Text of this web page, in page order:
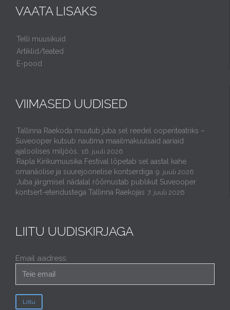
VAATA LISAKS
Telli muusikuid
Artiklid/teated
E-pood
VIIMASED UUDISED
Tallinna Raekoda muutub juba sel reedel ooperiteatriks –
Suveooper kutsub nautima maailmakuulsaid aariaid
ajaloolises miljöös.
16. juuli 2026
Rapla Kirikumuusika Festival lõpetab sel aastal kahe
omanäolise ja suurejoonelise kontserdiga 9. juuli 2026
Juba järgmisel nädalal rõõmustab publikut Suveooper
kontsert-etendustega Tallinna Raekojas 7. juuli 2026
LIITU UUDISKIRJAGA
Email aadress: